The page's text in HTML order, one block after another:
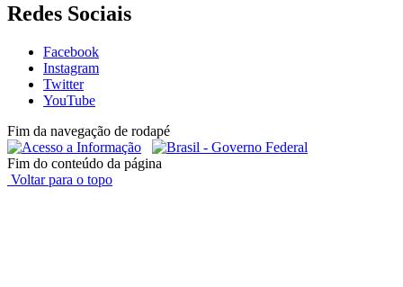
Redes Sociais
Facebook
Instagram
Twitter
YouTube
Fim da navegação de rodapé
Fim do conteúdo da página
Voltar para o topo